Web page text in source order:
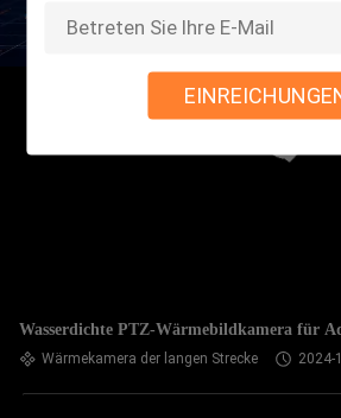
Wasserdichte PTZ-Wärmebildkamera für
Wärmekamera der langen Strecke 2024-